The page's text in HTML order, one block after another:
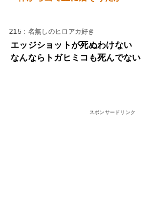
215 : 名無しのヒロアカ好き
エッジショットが死ぬわけない
なんならトガヒミコも死んでない
スポンサードリンク